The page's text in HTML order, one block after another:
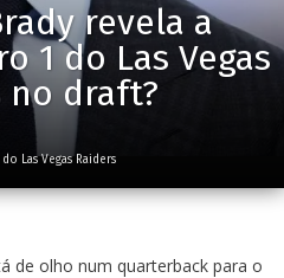
revela a
1 do Las Vegas
no draft?
Las Vegas Raiders
de olho num quarterback para o